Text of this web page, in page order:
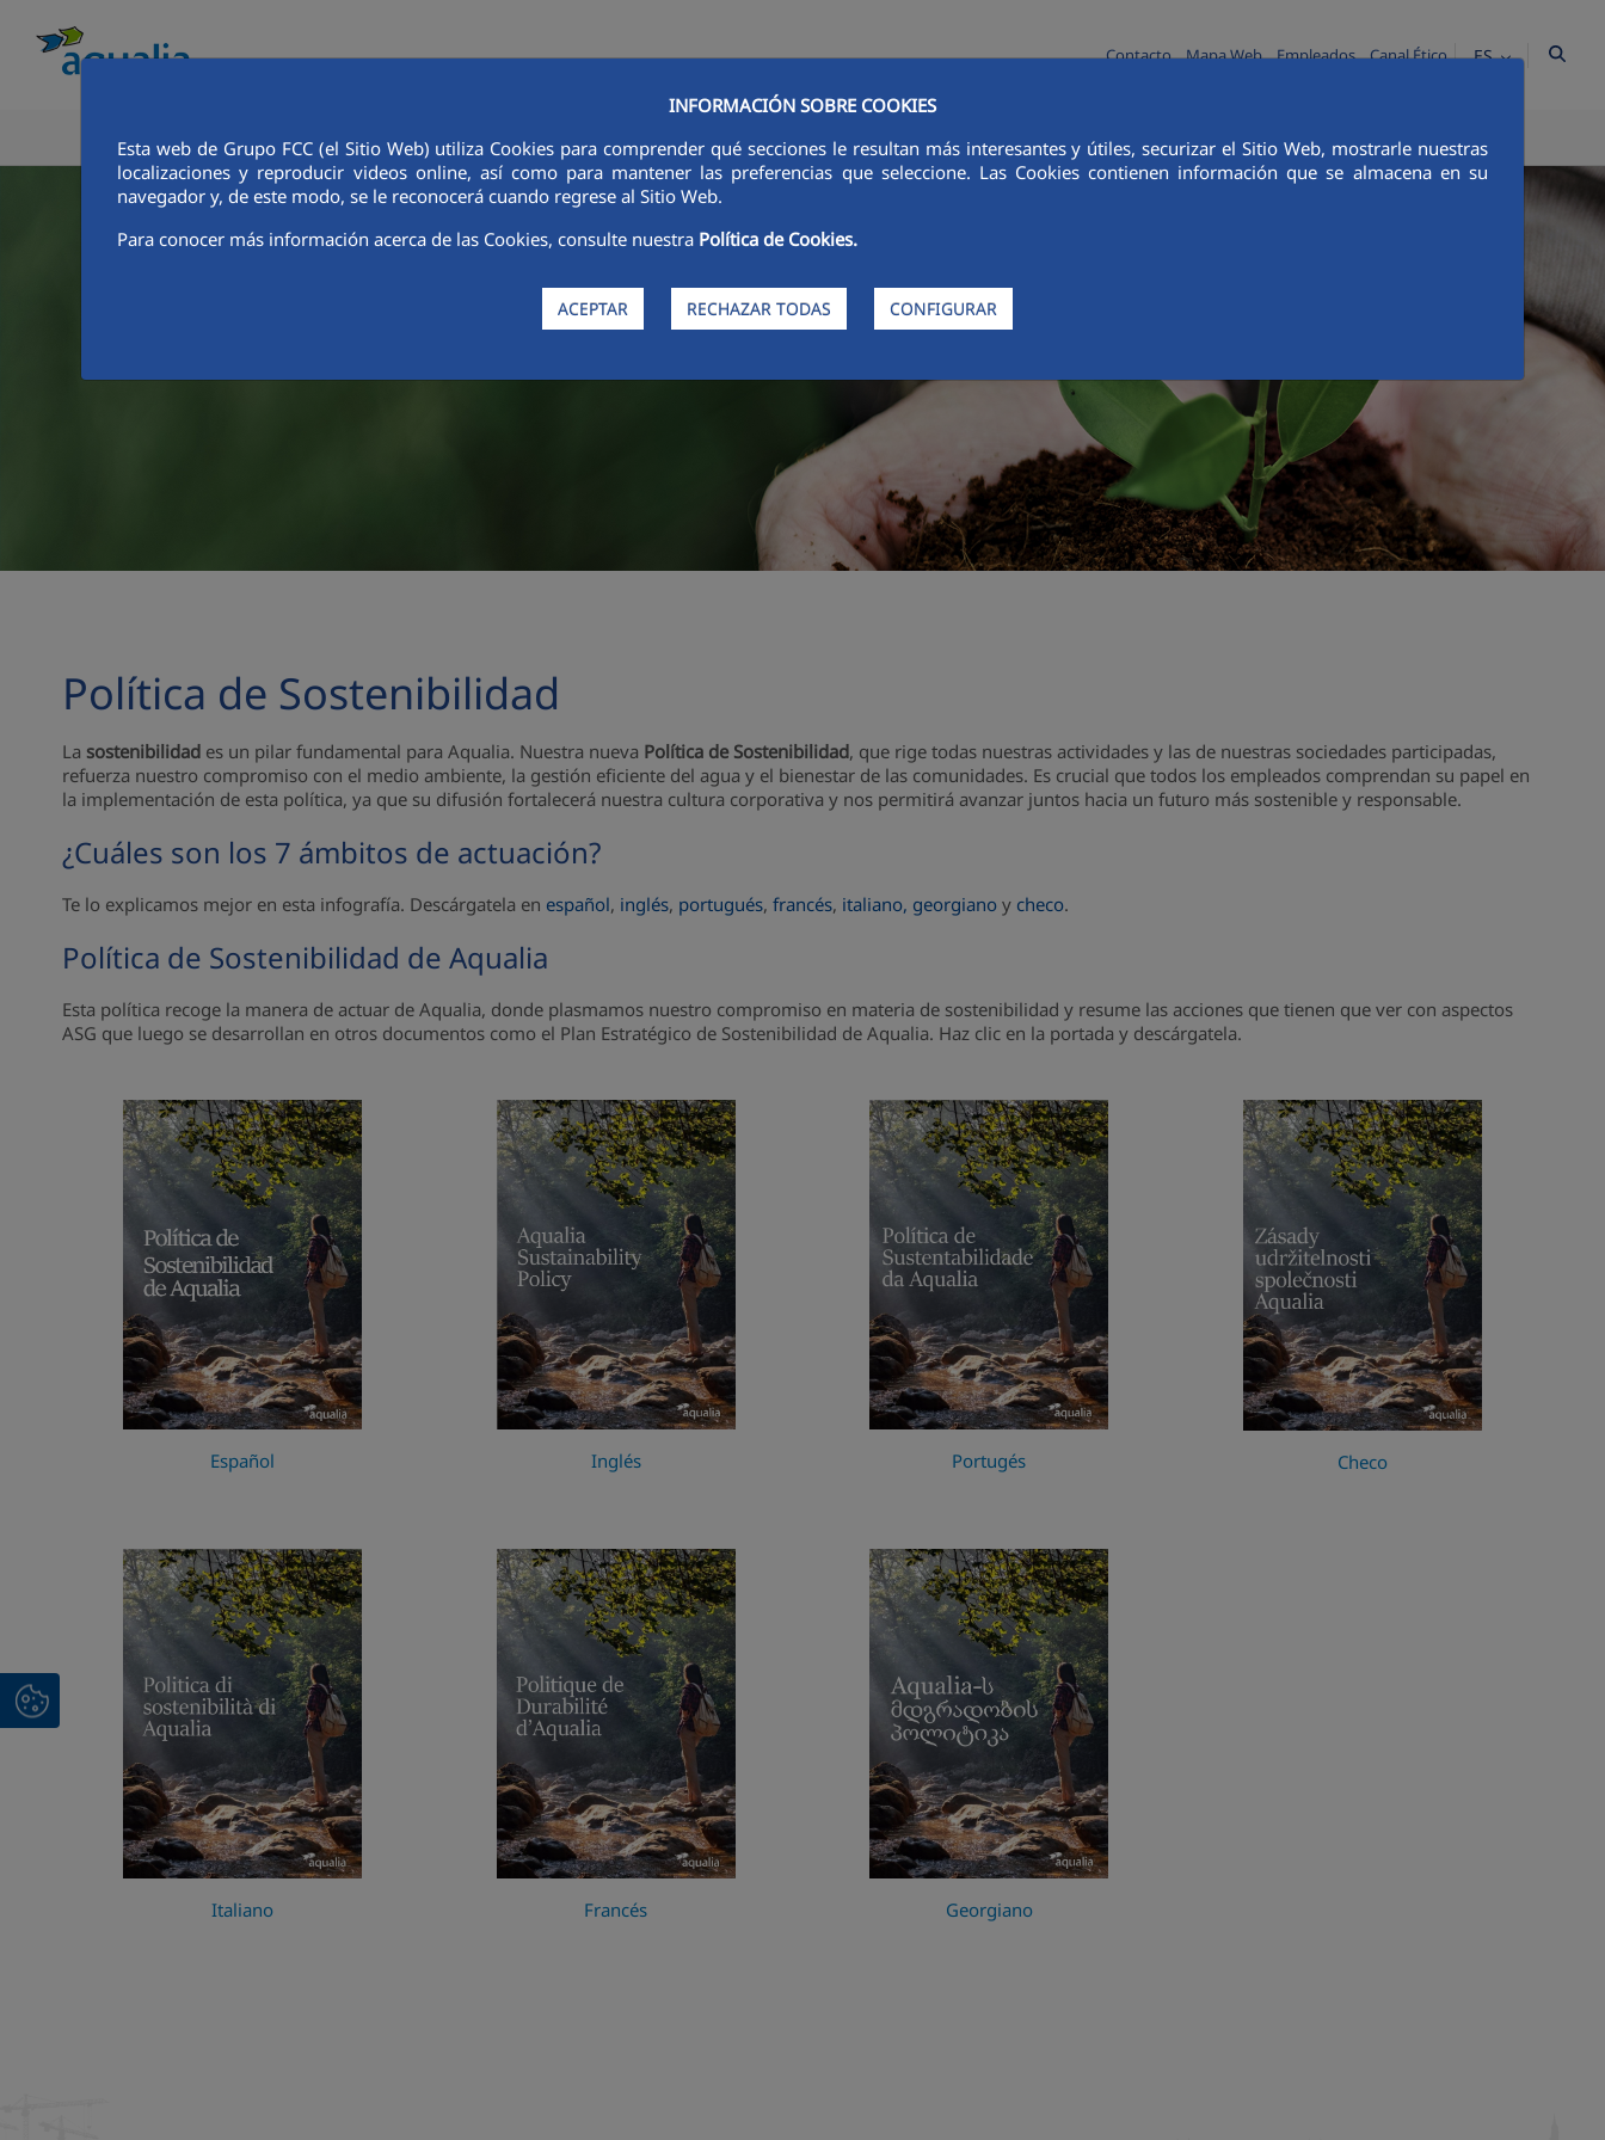
INFORMACIÓN SOBRE COOKIES
Esta web de Grupo FCC (el Sitio Web) utiliza Cookies para comprender qué secciones le resultan más interesantes y útiles, securizar el Sitio Web, mostrarle nuestras
localizaciones y reproducir videos online, así como para mantener las preferencias que seleccione. Las Cookies contienen información que se almacena en su
navegador y, de este modo, se le reconocerá cuando regrese al Sitio Web.
Para conocer más información acerca de las Cookies, consulte nuestra Política de Cookies.
ACEPTAR RECHAZAR TODAS CONFIGURAR
Contacto Mapa Web Empleados Canal Ético ES
CONOCE AQUALIA ANALISTAS E INVERSORES INNOVACIÓN DIGITALIZACIÓN SOSTENIBILIDAD ÉTICA E INTEGRIDAD COMUNICACIÓN
Política de Sostenibilidad
La sostenibilidad es un pilar fundamental para Aqualia. Nuestra nueva Política de Sostenibilidad, que rige todas nuestras actividades y las de nuestras sociedades participadas,
refuerza nuestro compromiso con el medio ambiente, la gestión eficiente del agua y el bienestar de las comunidades. Es crucial que todos los empleados comprendan su papel en
la implementación de esta política, ya que su difusión fortalecerá nuestra cultura corporativa y nos permitirá avanzar juntos hacia un futuro más sostenible y responsable.
¿Cuáles son los 7 ámbitos de actuación?
Te lo explicamos mejor en esta infografía. Descárgatela en español, inglés, portugués, francés, italiano, georgiano y checo.
Política de Sostenibilidad de Aqualia
Esta política recoge la manera de actuar de Aqualia, donde plasmamos nuestro compromiso en materia de sostenibilidad y resume las acciones que tienen que ver con aspectos
ASG que luego se desarrollan en otros documentos como el Plan Estratégico de Sostenibilidad de Aqualia. Haz clic en la portada y descárgatela.
Español Inglés Portugés Checo
Italiano Francés Georgiano